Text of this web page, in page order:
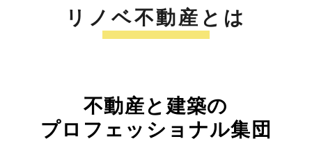
リノベ不動産とは
不動産と建築の
プロフェッショナル集団